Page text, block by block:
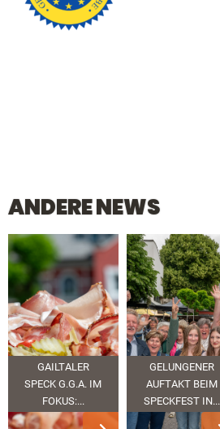
ANDERE NEWS
GAILTALER
SPECK G.G.A. IM
FOKUS:...
GELUNGENER
AUFTAKT BEIM
SPECKFEST IN...